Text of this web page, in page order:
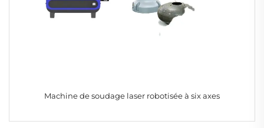
Machine de soudage laser robotisée à six axes